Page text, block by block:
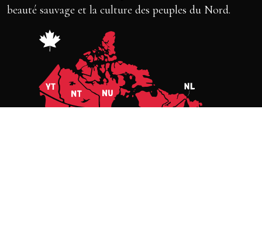
beauté sauvage et la culture des peuples du Nord.